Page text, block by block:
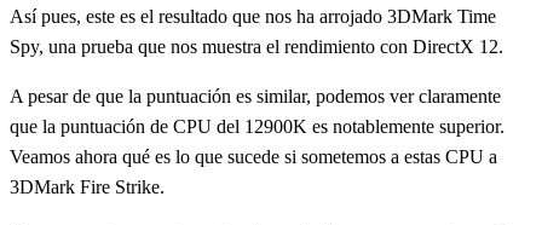
Así pues, este es el resultado que nos ha arrojado 3DMark Time
Spy, una prueba que nos muestra el rendimiento con DirectX 12.
A pesar de que la puntuación es similar, podemos ver claramente
que la puntuación de CPU del 12900K es notablemente superior.
Veamos ahora qué es lo que sucede si sometemos a estas CPU a
3DMark Fire Strike.